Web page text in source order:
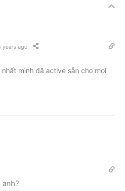
years ago
mình đã active sẵn cho mọi
anh?